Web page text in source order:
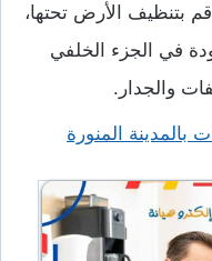
قم بتنظيف الأرض تحتها،
في الجزء الخلفي
والجدار.
بالمدينة المنورة